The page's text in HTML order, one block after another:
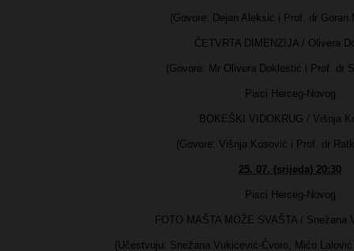
(Govore: Dejan Aleksić i Prof. dr Goran
ČETVRTA DIMENZIJA / Olivera
(Govore: Mr Olivera Doklestić i Prof. dr
Pisci Herceg-Novog
BOKEŠKI VIDOKRUG / Višnja
(Govore: Višnja Kosović i Prof. dr
25. 07. (srijeda) 20:30
Pisci Herceg-Novog
FOTO MAŠTA MOŽE SVAŠTA / Snežana
(Učestvuju: Snežana Vukićević-Čvoro, Mićo